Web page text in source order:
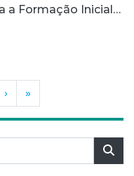
a Formação Inicial…
› »